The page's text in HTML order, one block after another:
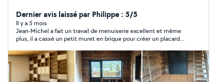
Dernier avis laissé par Philippe : 5/5
Il y a 5 mois
Jean-Michel a fait un travail de menuiserie excellent et même
plus, il a cassé un petit muret en brique pour créer un placard
ponctuel et il a tout nettoyé avant de partir 👌J'ai été
complètement satisfaite du résultat pour un prix très
raisonnable. Je le recommande vivement et n'hésiterai pas à
refaire appel à ses services. Merci Jean Michel !